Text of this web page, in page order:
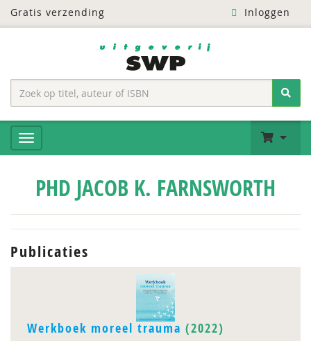
Gratis verzending Inloggen
PHD JACOB K. FARNSWORTH
Publicaties
Werkboek moreel trauma (2022)